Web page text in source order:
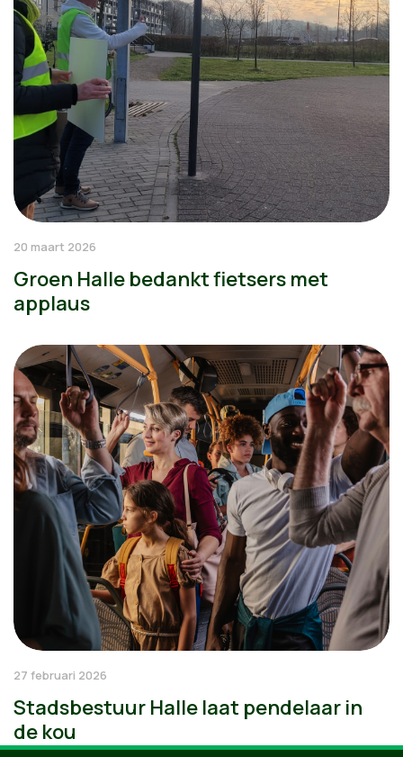
20 maart 2026
Groen Halle bedankt fietsers met
applaus
27 februari 2026
Stadsbestuur Halle laat pendelaar in
de kou